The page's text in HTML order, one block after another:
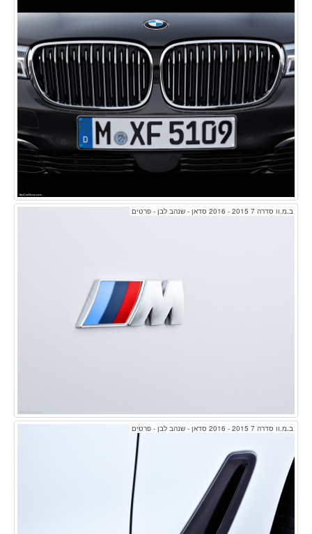
ב.מ.וו סדרה 7 2015 - 2016 סדאן - שנהב לבן - פרטים
ב.מ.וו סדרה 7 2015 - 2016 סדאן - שנהב לבן - פרטים